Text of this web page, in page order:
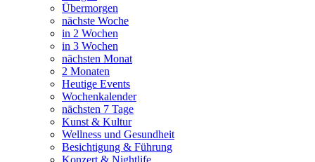
Übermorgen
nächste Woche
in 2 Wochen
in 3 Wochen
nächsten Monat
2 Monaten
Heutige Events
Wochenkalender
nächsten 7 Tage
Kunst & Kultur
Wellness und Gesundheit
Besichtigung & Führung
Konzert & Nightlife